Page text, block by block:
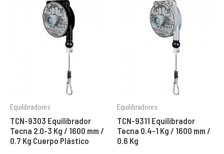
Equilibradores
TCN-9303 Equilibrador
Tecna 2.0-3 Kg / 1600 mm /
0.7 Kg Cuerpo Plástico
Equilibradores
TCN-9311 Equilibrador
Tecna 0.4-1 Kg / 1600 mm /
0.6 Kg